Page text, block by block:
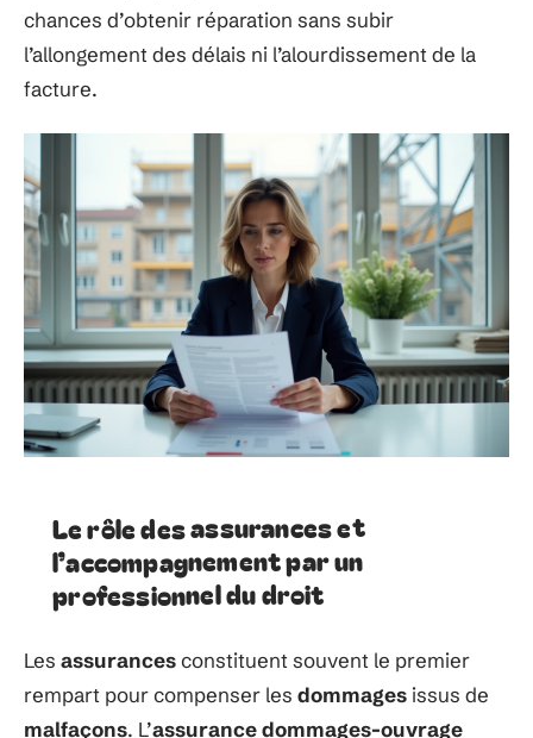
chances d’obtenir réparation sans subir
l’allongement des délais ni l’alourdissement de la
facture.
Le rôle des assurances et
l’accompagnement par un
professionnel du droit
Les assurancesconstituent souvent le premier
rempart pour compenser les dommages issus de
malfaçons. L’assurance dommages-ouvrage